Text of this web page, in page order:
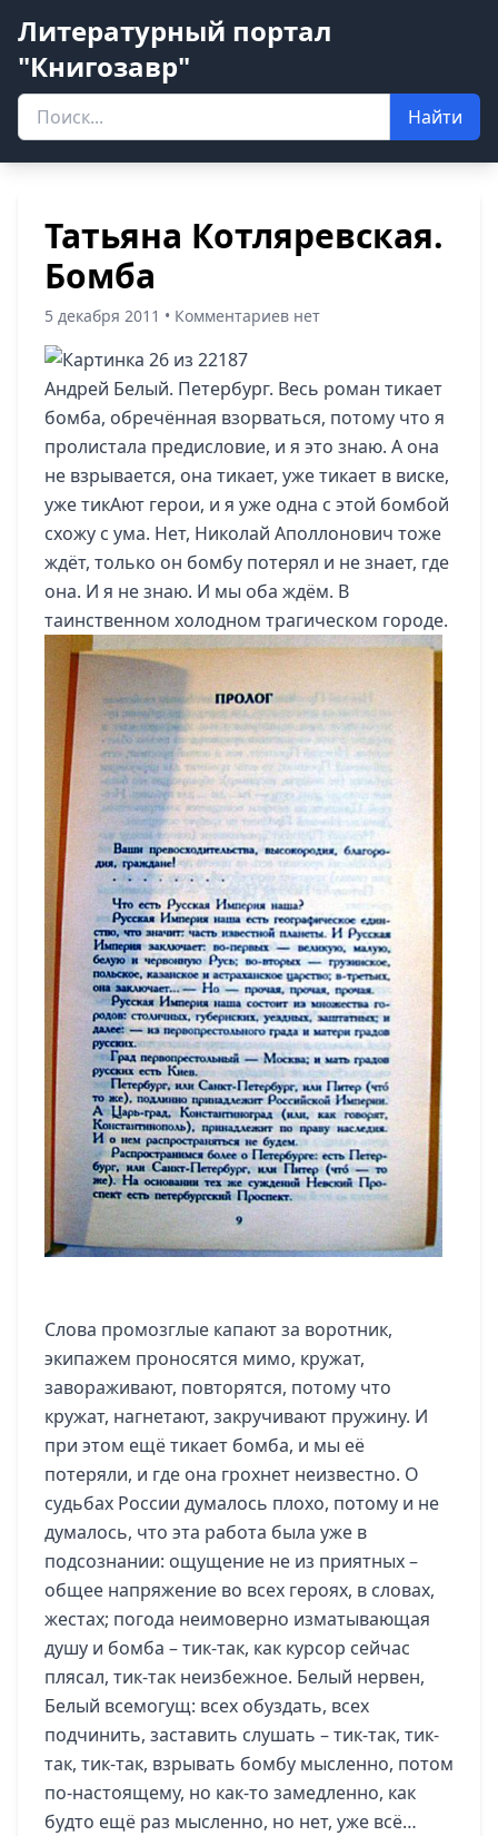
Литературный портал
"Книгозавр"
Найти
Татьяна Котляревская.
Бомба
5 декабря 2011 • Комментариев нет
Андрей Белый. Петербург. Весь роман тикает
бомба, обречённая взорваться, потому что я
пролистала предисловие, и я это знаю. А она
не взрывается, она тикает, уже тикает в виске,
уже тикАют герои, и я уже одна с этой бомбой
схожу с ума. Нет, Николай Аполлонович тоже
ждёт, только он бомбу потерял и не знает, где
она. И я не знаю. И мы оба ждём. В
таинственном холодном трагическом городе.
Слова промозглые капают за воротник,
экипажем проносятся мимо, кружат,
завораживают, повторятся, потому что
кружат, нагнетают, закручивают пружину. И
при этом ещё тикает бомба, и мы её
потеряли, и где она грохнет неизвестно. О
судьбах России думалось плохо, потому и не
думалось, что эта работа была уже в
подсознании: ощущение не из приятных –
общее напряжение во всех героях, в словах,
жестах; погода неимоверно изматывающая
душу и бомба – тик-так, как курсор сейчас
плясал, тик-так неизбежное. Белый нервен,
Белый всемогущ: всех обуздать, всех
подчинить, заставить слушать – тик-так, тик-
так, тик-так, взрывать бомбу мысленно, потом
по-настоящему, но как-то замедленно, как
будто ещё раз мысленно, но нет, уже всё…